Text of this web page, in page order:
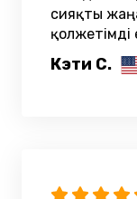
сияқты
қолжетімді
Кэти С.